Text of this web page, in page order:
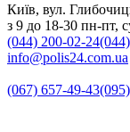
Київ, вул.
з 9 до 18-30 пн-пт,
(044) 200-02-24
info@polis24.com.ua
(067) 657-49-43